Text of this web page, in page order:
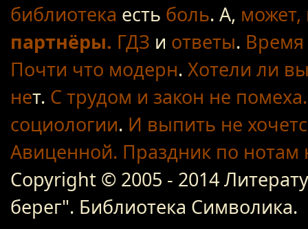
библиотека есть боль. А, может,
партнёры. ГДЗ и ответы. Время
Почти что модерн. Хотели ли
нет. С трудом и закон не помеха.
социологии. И выпить не
Авиценной. Праздник по нотам
Copyright © 2005 - 2014
берег". Библиотека Символика.